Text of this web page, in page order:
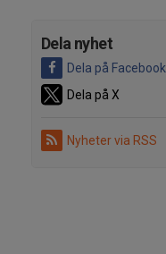
Dela nyhet
Dela på Facebook
Dela på X
Nyheter via RSS